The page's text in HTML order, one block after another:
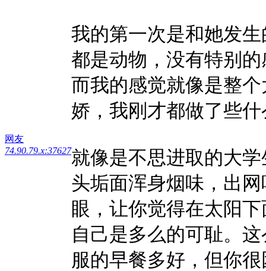
网友
74.90.79.x:37627
我的第一次是和她发
都是动物，没有特别
而我的感觉就像是整
娇，我刚才都做了些
就像是不思进取的大
头垢面浑身烟味，出
眼，让你觉得在太阳
自己是多么的可耻。
服的早餐多好，但你